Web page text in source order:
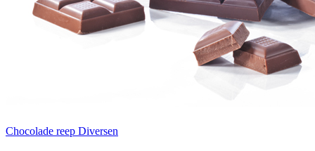
Chocolade reep Diversen